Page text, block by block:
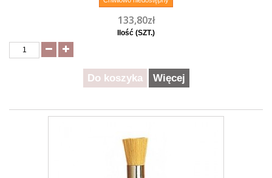
133,80zł
Ilość (SZT.)
Do koszyka Więcej